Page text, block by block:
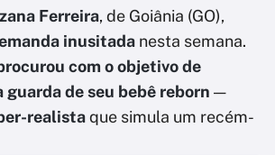
Ferreira, de Goiânia (GO),
inusitada nesta semana.
com o objetivo de
de seu bebê reborn —
realistaque simula um recém-